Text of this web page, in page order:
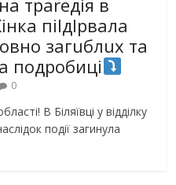
піlдlрвала
загuблuх та
подробиці
0
В Біляївці у відділку
події загинула